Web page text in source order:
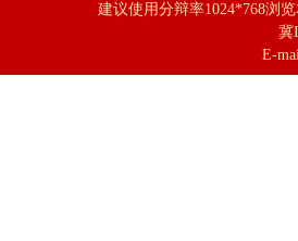
建议使用分辩率1024*768浏
冀
E-